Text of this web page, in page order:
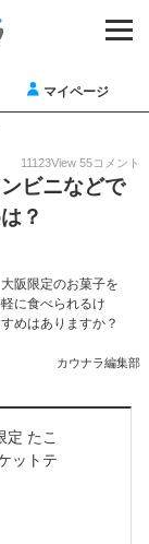
マイページ
11123View 55コメント
ビニなどで
？
阪限定のお菓子を
に食べられるけ
めはありますか？
カウナラ編集部